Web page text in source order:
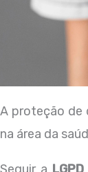
A proteção de
na área da